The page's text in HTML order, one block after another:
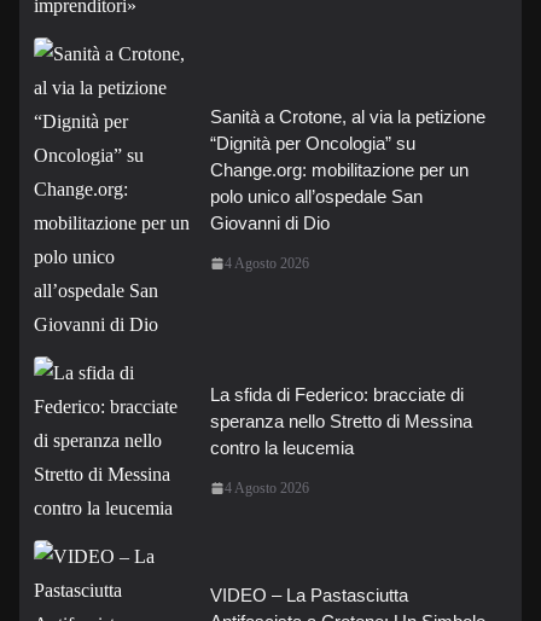
Sanità a Crotone, al via la petizione
“Dignità per Oncologia” su
Change.org: mobilitazione per un
polo unico all’ospedale San
Giovanni di Dio
4 Agosto 2026
La sfida di Federico: bracciate di
speranza nello Stretto di Messina
contro la leucemia
4 Agosto 2026
VIDEO – La Pastasciutta